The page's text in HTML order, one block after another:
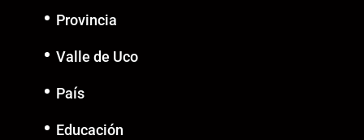
Provincia
Valle de Uco
País
Educación